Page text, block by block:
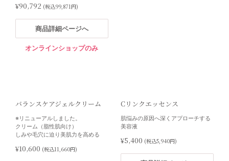
¥2,000(税込2,200円)
商品詳細ページへ
スキンピールバー ハイドロキ
ノール
AHA・BHAに加え、くすみに働きか
マリーニ ペプチド美容液
※現時点では単品購入できません
（セットのみ）。
にアプローチする軽やかな保湿美容
商品詳細ページへ
¥90,792 (税込99,871円)
商品詳細ページへ
オンラインショップのみ
バランスケアジェルクリーム
※リニューアルしました。
クリーム（脂性肌向け）
しみや毛穴に迫り美肌力を高める
¥10,600 (税込11,660円)
Cリンクエッセンス
肌悩みの原因へ深くアプローチする
美容液
¥5,400 (税込5,940円)